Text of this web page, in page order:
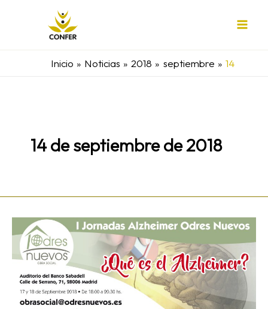
Inicio
Noticias 2018 septiembre 14
14 de septiembre de 2018
Jornada
de
alzheimer
de